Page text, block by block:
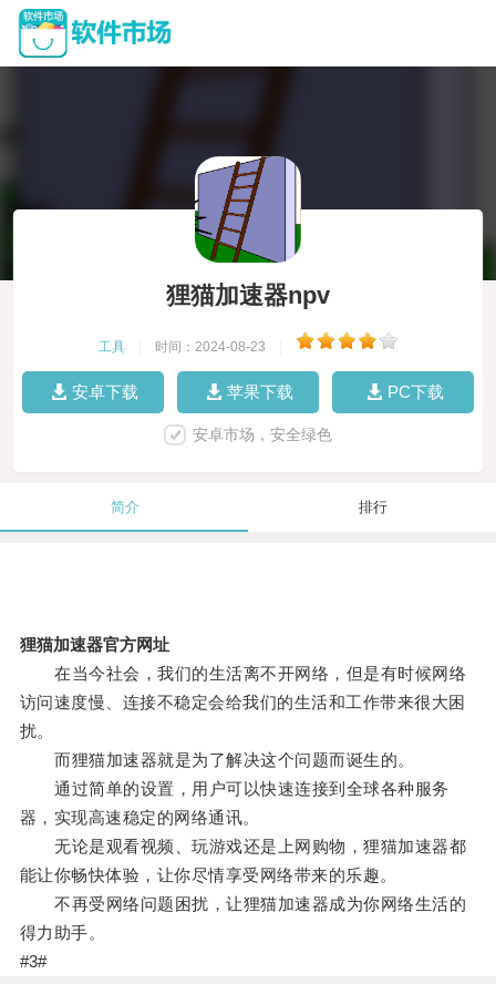
狸猫加速器npv
工具 时间：2024-08-23
安卓下载 苹果下载 PC下载
安卓市场，安全绿色
简介 排行
狸猫加速器官方网址
在当今社会，我们的生活离不开网络，但是有时候网络
访问速度慢、连接不稳定会给我们的生活和工作带来很大困
扰。
而狸猫加速器就是为了解决这个问题而诞生的。
通过简单的设置，用户可以快速连接到全球各种服务
器，实现高速稳定的网络通讯。
无论是观看视频、玩游戏还是上网购物，狸猫加速器都
能让你畅快体验，让你尽情享受网络带来的乐趣。
不再受网络问题困扰，让狸猫加速器成为你网络生活的
得力助手。
#3#